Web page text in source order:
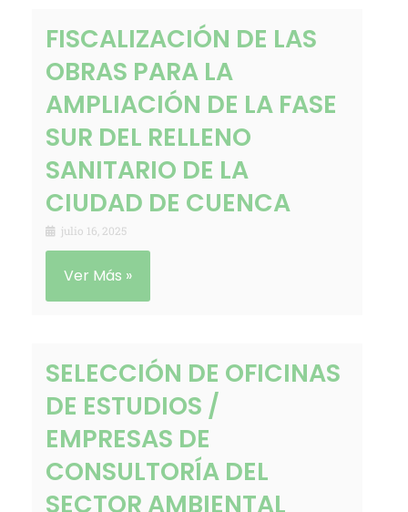
FISCALIZACIÓN DE LAS
OBRAS PARA LA
AMPLIACIÓN DE LA FASE
SUR DEL RELLENO
SANITARIO DE LA
CIUDAD DE CUENCA
julio 16, 2025
Ver Más »
SELECCIÓN DE OFICINAS
DE ESTUDIOS /
EMPRESAS DE
CONSULTORÍA DEL
SECTOR AMBIENTAL